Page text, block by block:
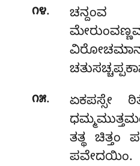
೧೪.
ಚನ್ದಂವ
೧೫.
ಏಕಪಸ್ಸೇ
ತತ್ಥ ಚಿತ್ತಂ
ಪವೇದಯಿಂ.